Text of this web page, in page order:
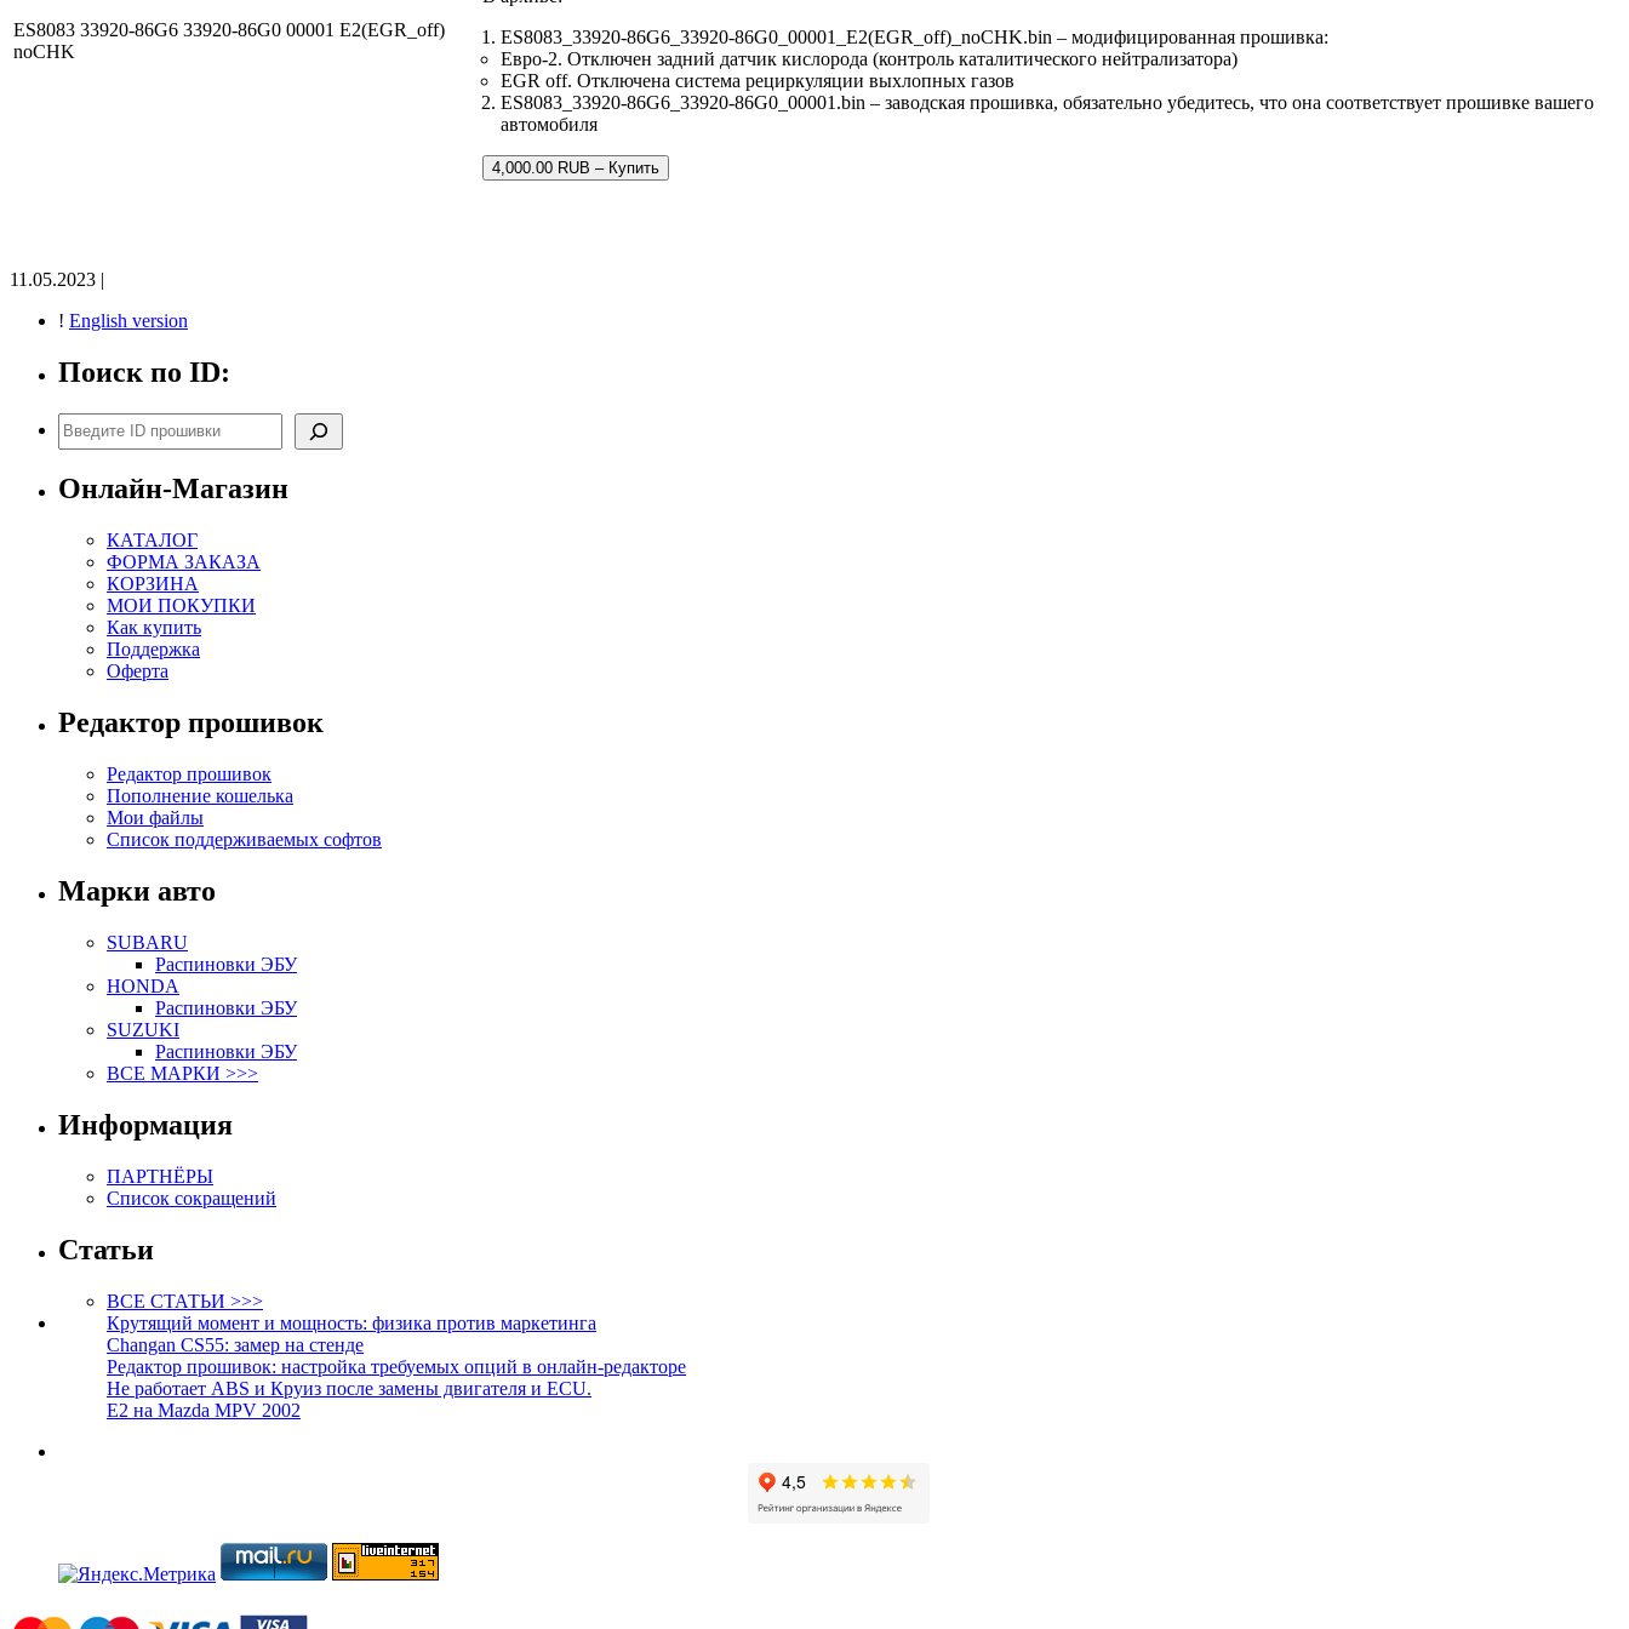
ES8083 33920-86G6 33920-86G0 00001 E2(EGR_off)
noCHK
ES8083_33920-86G6_33920-86G0_00001_E2(EGR_off)_noCHK.bin – модифицированная прошивка:
Евро-2. Отключен задний датчик кислорода (контроль каталитического нейтрализатора)
EGR off. Отключена система рециркуляции выхлопных газов
ES8083_33920-86G6_33920-86G0_00001.bin – заводская прошивка, обязательно убедитесь, что она соответствует прошивке вашего
автомобиля
4,000.00 RUB – Купить
11.05.2023 |
! English version
Поиск по ID:
Поиск
Онлайн-Магазин
КАТАЛОГ
ФОРМА ЗАКАЗА
КОРЗИНА
МОИ ПОКУПКИ
Как купить
Поддержка
Оферта
Редактор прошивок
Редактор прошивок
Пополнение кошелька
Мои файлы
Список поддерживаемых софтов
Марки авто
SUBARU
Распиновки ЭБУ
HONDA
Распиновки ЭБУ
SUZUKI
Распиновки ЭБУ
ВСЕ МАРКИ >>>
Информация
ПАРТНЁРЫ
Список сокращений
Статьи
ВСЕ СТАТЬИ >>>
Крутящий момент и мощность: физика против маркетинга
Changan CS55: замер на стенде
Редактор прошивок: настройка требуемых опций в онлайн-редакторе
Не работает ABS и Круиз после замены двигателя и ECU.
E2 на Mazda MPV 2002